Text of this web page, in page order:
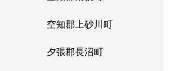
空知郡上砂川町
夕張郡長沼町